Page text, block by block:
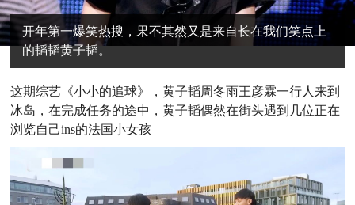
开年第一爆笑热搜，果不其然又是来自长在我们笑点上
的韬韬黄子韬。
这期综艺《小小的追球》，黄子韬周冬雨王彦霖一行人来到
冰岛，在完成任务的途中，黄子韬偶然在街头遇到几位正在
浏览自己ins的法国小女孩